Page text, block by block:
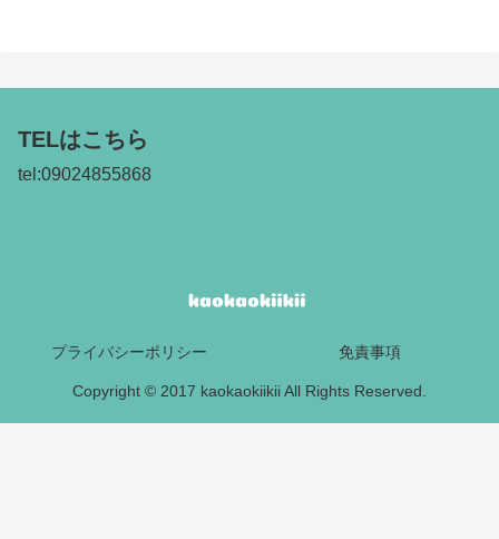
TELはこちら
tel:09024855868
プライバシーポリシー 免責事項
Copyright © 2017 kaokaokiikii All Rights Reserved.